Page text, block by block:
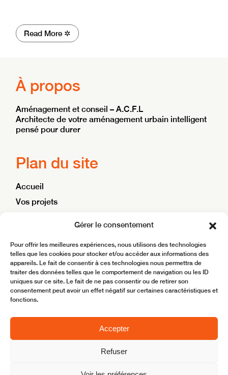
Gérer le consentement
Pour offrir les meilleures expériences, nous utilisons des technologies
telles que les cookies pour stocker et/ou accéder aux informations des
appareils. Le fait de consentir à ces technologies nous permettra de
traiter des données telles que le comportement de navigation ou les ID
uniques sur ce site. Le fait de ne pas consentir ou de retirer son
consentement peut avoir un effet négatif sur certaines caractéristiques et
fonctions.
Accepter
Refuser
Read More ✲
À propos
Aménagement et conseil – A.C.F.L
Architecte de votre aménagement urbain intelligent
pensé pour durer
Plan du site
Accueil
Vos projets
Contact
Site réalisé parBoostMyBiz
Copyright © 2025 ACFL – Aménagement Conseil
Mentions légales